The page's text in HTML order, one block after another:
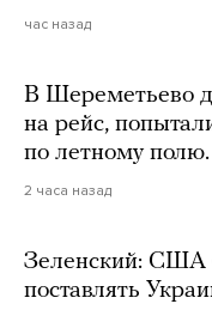
час назад
В Шереметьево
на рейс,
по летному
2 часа назад
Зеленский: США
поставлять